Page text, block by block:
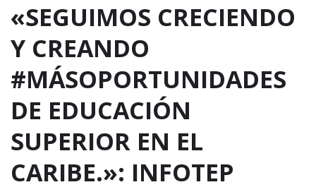
«SEGUIMOS CRECIENDO
Y CREANDO
#MÁSOPORTUNIDADES
DE EDUCACIÓN
SUPERIOR EN EL
CARIBE.»: INFOTEP